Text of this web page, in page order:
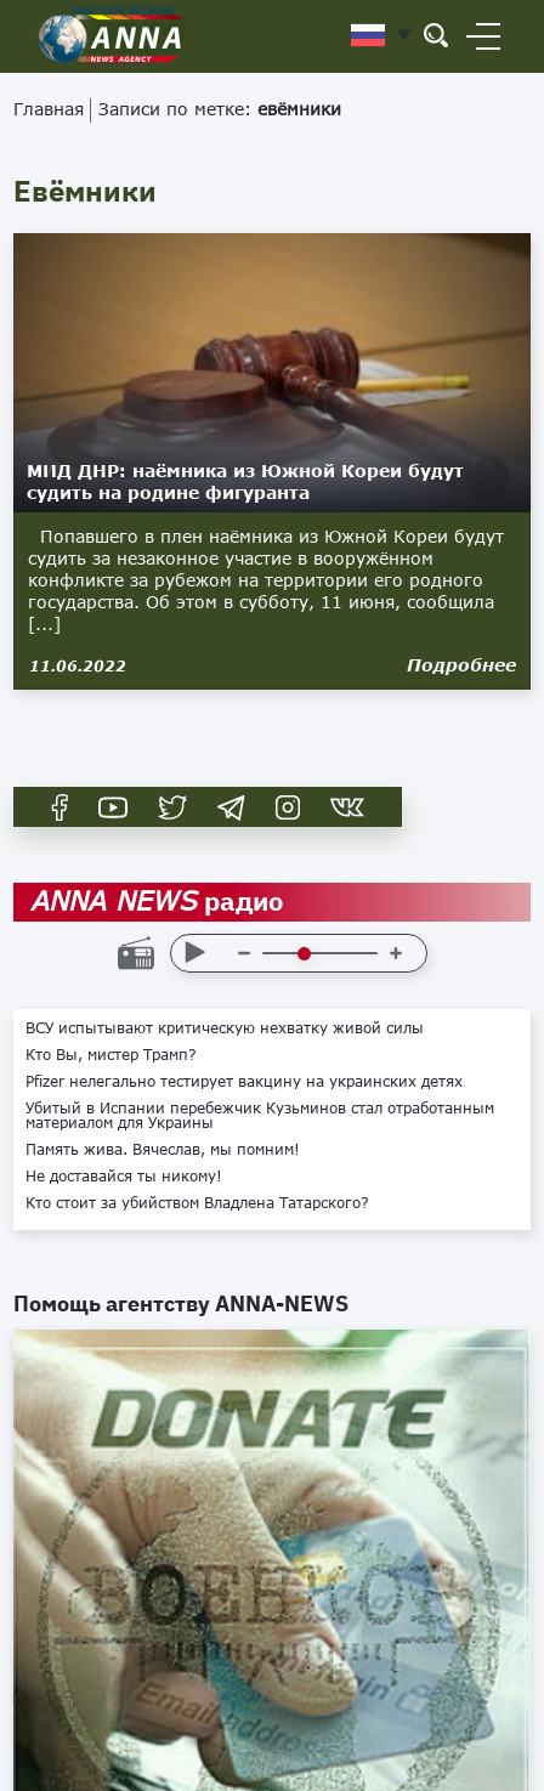
Главная Записи по метке:евёмники
Евёмники
МИД ДНР: наёмника из Южной Кореи будут
судить на родине фигуранта
Попавшего в плен наёмника из Южной Кореи будут
судить за незаконное участие в вооружённом
конфликте за рубежом на территории его родного
государства. Об этом в субботу, 11 июня, сообщила
[...]
11.06.2022 Подробнее
ANNA NEWSрадио
ВСУ испытывают критическую нехватку живой силы
Кто Вы, мистер Трамп?
Pfizer нелегально тестирует вакцину на украинских детях
Убитый в Испании перебежчик Кузьминов стал отработанным
материалом для Украины
Память жива. Вячеслав, мы помним!
Не доставайся ты никому!
Кто стоит за убийством Владлена Татарского?
Помощь агентствуANNA-NEWS